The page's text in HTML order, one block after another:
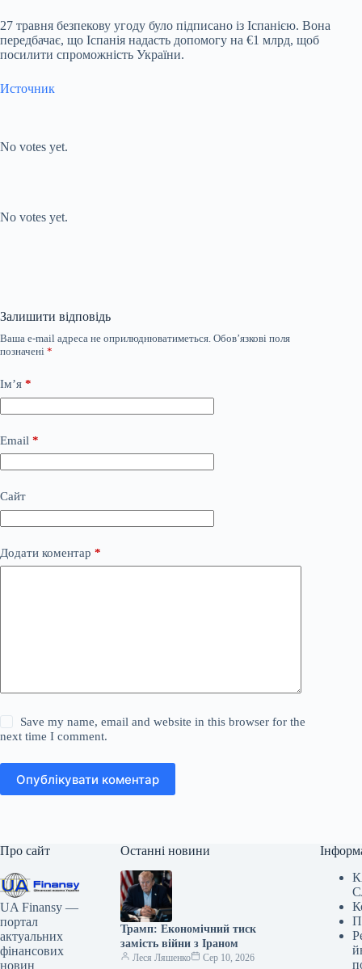
27 травня безпекову угоду було підписано із Іспанією. Вона
передбачає, що Іспанія надасть допомогу на €1 млрд, щоб
посилити спроможність України.
Источник
No votes yet.
No votes yet.
Залишити відповідь
Ваша e-mail адреса не оприлюднюватиметься. Обов’язкові поля
позначені *
Ім’я *
Email *
Сайт
Додати коментар *
Save my name, email and website in this browser for the
next time I comment.
Опублікувати коментар
Про сайт
UA Finansy —
портал
актуальних
фінансових
новин
Останні новини
Трамп: Економічний тиск
замість війни з Іраном
Леся Ляшенко
Сер 10, 2026